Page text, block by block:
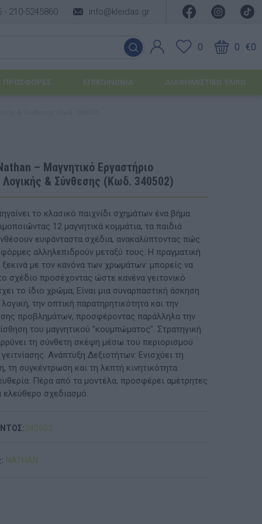
- 210-5245860 info@kleidas.gr
0 0 €0
Ιδέες για τις Απόκριες
Ιδέες για το Πάσχα
Καλοκαιρινές Επιλογές
ΙΔΈΕΣ ΓΙΑ ΒΆΠΤΙΣΗ
ΠΡΟΤΆΣΕΙΣ ΈΩΣ 20€
ΑΝΑΜΝΗΣΤΙΚΆ ΚΑΙ ΒΙΒΛΊΑ/ΈΝΤΥΠΑ ΣΧΟΛΙΚΏΝ
ΕΠΙΤΡΟΠΏΝ & ΣΧΟΛΙΚΏΝ ΜΟΝΆΔΩΝ
Έντυπα-Βιβλία Παιδικών Σταθμων
Έντυπα-Βιβλία Νηπιαγωγείων
Έντυπα-Βιβλία Δημοτικών
Έντυπα-Βιβλία Γυμνασίων
ΠΡΟΣΦΟΡΈΣ ΕΠΙΚΟΙΝΩΝΊΑ ΔΙΑΦΗΜΙΣΤΙΚΟ ΥΛΙΚΟ
– Μαγνητικό Εργαστήριο
Λογικής & Σύνθεσης (Κωδ. 340502)
το κλασικό παιχνίδι σχημάτων ένα βήμα
12 μαγνητικά κομμάτια, τα παιδιά
ευφάνταστα σχέδια, ανακαλύπτοντας πώς
αλληλεπιδρούν μεταξύ τους. Η πραγματική
με τον κανόνα των χρωμάτων: μπορείς να
σχέδιο προσέχοντας ώστε κανένα γειτονικό
το ίδιο χρώμα; Είναι μια συναρπαστική άσκηση
την οπτική παρατηρητικότητα και την
προβλημάτων, προσφέροντας παράλληλα την
του μαγνητικού "κουμπώματος". Στρατηγική
τη σύνθετη σκέψη μέσω του περιορισμού
Ανάπτυξη Δεξιοτήτων: Ενισχύει τη
τη συγκέντρωση και τη λεπτή κινητικότητα.
Πέρα από τα μοντέλα, προσφέρει αμέτρητες
ελεύθερο σχεδιασμό.
340502
NATHAN